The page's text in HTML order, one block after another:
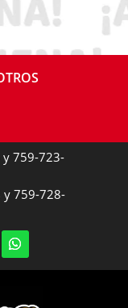
759-723-
759-728-